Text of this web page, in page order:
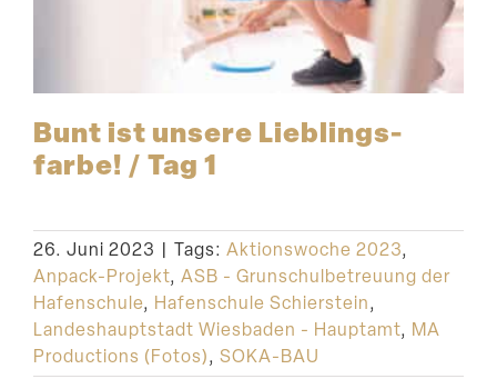
Bunt ist unsere Lieblings­
farbe! / Tag 1
26. Juni 2023 | Tags: Aktionswoche 2023,
Anpack-Projekt, ASB - Grunschulbetreuung der
Hafenschule, Hafenschule Schierstein,
Landeshauptstadt Wiesbaden - Hauptamt, MA
Productions (Fotos), SOKA-BAU